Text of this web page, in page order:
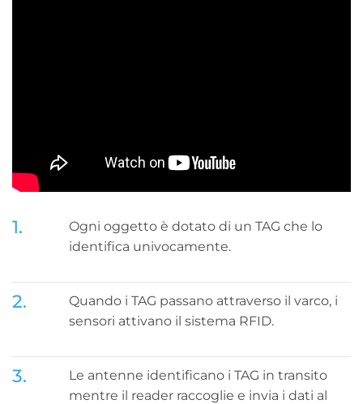
1.
Ogni oggetto è dotato di un TAG che lo
identifica univocamente.
2.
Quando i TAG passano attraverso il varco, i
sensori attivano il sistema RFID.
3.
Le antenne identificano i TAG in transito
mentre il reader raccoglie e invia i dati al